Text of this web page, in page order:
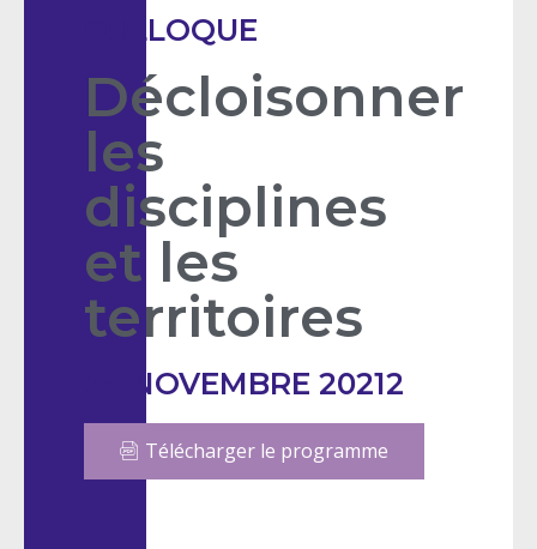
COLLOQUE
Décloisonner
les
disciplines
et les
territoires
24 NOVEMBRE 20212
Télécharger le programme